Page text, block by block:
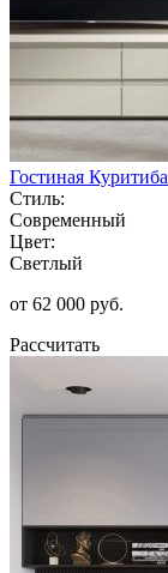
Гостиная Куритиба
Стиль:
Современный
Цвет:
Светлый
от 62 000 руб.
Рассчитать